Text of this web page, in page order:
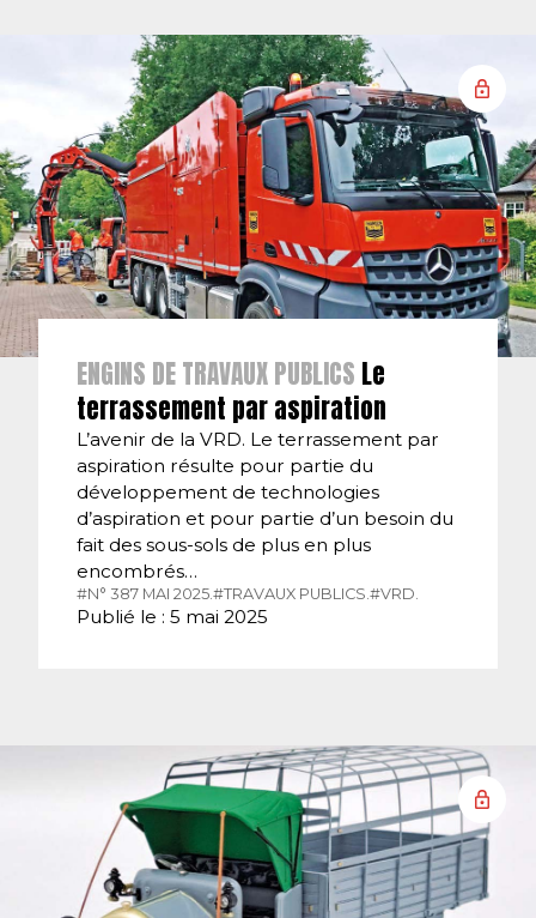
ENGINS DE TRAVAUX PUBLICS Le
terrassement par aspiration
L’avenir de la VRD. Le terrassement par
aspiration résulte pour partie du
développement de technologies
d’aspiration et pour partie d’un besoin du
fait des sous-sols de plus en plus
encombrés…
#N° 387 MAI 2025. #TRAVAUX PUBLICS. #VRD.
Publié le : 5 mai 2025